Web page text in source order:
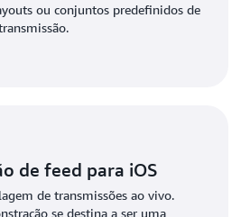
ou conjuntos predefinidos de
de feed para iOS
de transmissões ao vivo.
se destina a ser uma